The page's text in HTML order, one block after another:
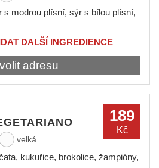
s modrou plísní, sýr s bílou plísní,
DALŠÍ INGREDIENCE
adresu
189
Kč
velká
kukuřice, brokolice, žampióny,